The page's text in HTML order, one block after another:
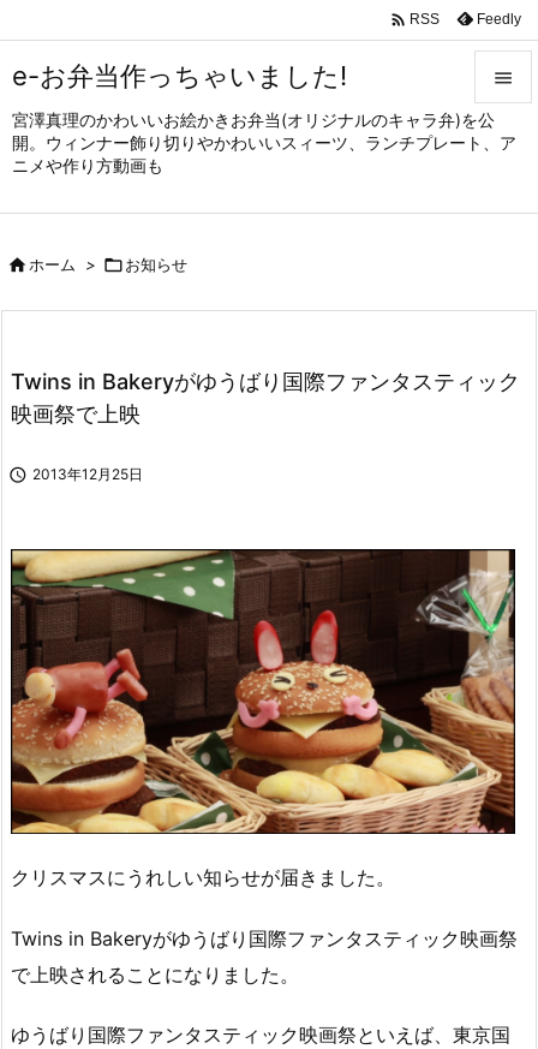
e-お弁当作っちゃいました!
宮澤真理のかわいいお絵かきお弁当(オリジナルのキャラ弁)を公
開。ウィンナー飾り切りやかわいいスィーツ、ランチプレート、ア
ニメや作り方動画も


メニュ
サイド


検索
 RSS Feedly
ホーム > お知らせ
Twins in Bakeryがゆうばり国際ファンタスティック
映画祭で上映
 2013年12月25日
クリスマスにうれしい知らせが届きました。
Twins in Bakeryがゆうばり国際ファンタスティック映画祭
で上映されることになりました。
ゆうばり国際ファンタスティック映画祭といえば、東京国